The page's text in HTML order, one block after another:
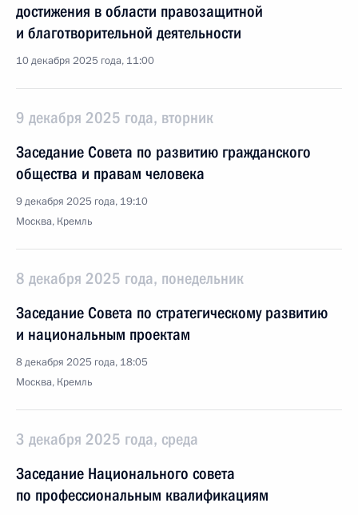
достижения в области правозащитной
и благотворительной деятельности
10 декабря 2025 года, 11:00
9 декабря 2025 года, вторник
Заседание Совета по развитию гражданского
общества и правам человека
9 декабря 2025 года, 19:10
Москва, Кремль
8 декабря 2025 года, понедельник
Заседание Совета по стратегическому развитию
и национальным проектам
8 декабря 2025 года, 18:05
Москва, Кремль
3 декабря 2025 года, среда
Заседание Национального совета
по профессиональным квалификациям